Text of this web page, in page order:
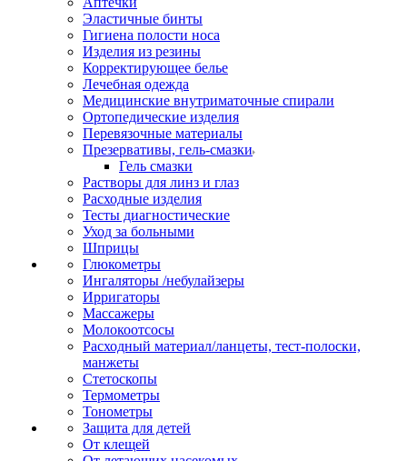
Эластичные бинты
Гигиена полости носа
Изделия из резины
Корректирующее белье
Лечебная одежда
Медицинские внутриматочные спирали
Ортопедические изделия
Перевязочные материалы
Презервативы, гель-смазки
Гель смазки
Растворы для линз и глаз
Расходные изделия
Тесты диагностические
Уход за больными
Шприцы
Глюкометры
Ингаляторы /небулайзеры
Ирригаторы
Массажеры
Молокоотсосы
Расходный материал/ланцеты, тест-полоски,
манжеты
Стетоскопы
Термометры
Тонометры
Защита для детей
От клещей